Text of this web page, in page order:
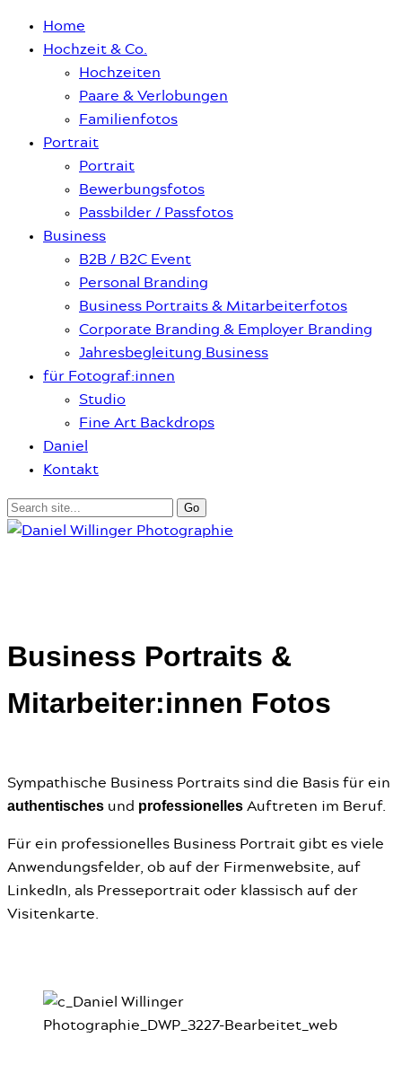
Home
Hochzeit & Co.
Hochzeiten
Paare & Verlobungen
Familienfotos
Portrait
Portrait
Bewerbungsfotos
Passbilder / Passfotos
Business
B2B / B2C Event
Personal Branding
Business Portraits & Mitarbeiterfotos
Corporate Branding & Employer Branding
Jahresbegleitung Business
für Fotograf:innen
Studio
Fine Art Backdrops
Daniel
Kontakt
Business Portraits &
Mitarbeiter:innen Fotos
Sympathische Business Portraits sind die Basis für ein
authentisches und professionelles Auftreten im Beruf.
Für ein professionelles Business Portrait gibt es viele
Anwendungsfelder, ob auf der Firmenwebsite, auf
LinkedIn, als Presseportrait oder klassisch auf der
Visitenkarte.